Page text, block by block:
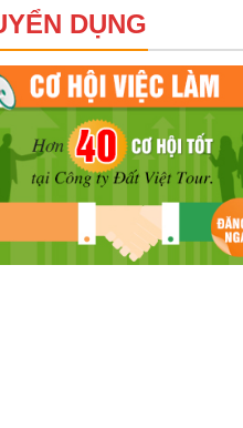
DỤNG